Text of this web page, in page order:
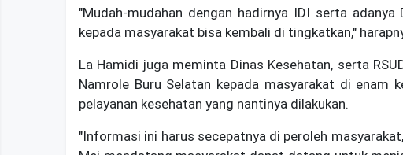
"Mudah-mudahan dengan hadirnya IDI serta adanya
kepada masyarakat bisa kembali di tingkatkan,"
La Hamidi juga meminta Dinas Kesehatan, serta
Namrole Buru Selatan kepada masyarakat di enam
pelayanan kesehatan yang nantinya dilakukan.
"Informasi ini harus secepatnya di peroleh